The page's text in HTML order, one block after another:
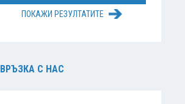
ПОКАЖИ РЕЗУЛТАТИТЕ
ВРЪЗКА С НАС